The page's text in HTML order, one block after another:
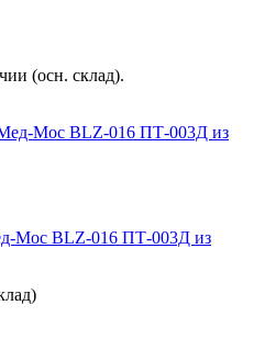
(осн. склад).
Мос BLZ-016 ПТ-003Д из